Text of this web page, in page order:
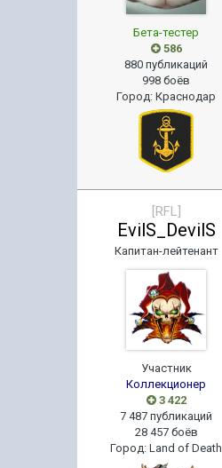
Бета-тестер
586
880 публикаций
998 боёв
Город:Краснодар
[RFL]
EvilS_DevilS
Капитан-лейтенант
Участник
Коллекционер
3 422
7 487 публикаций
28 457 боёв
Город:Land of Death